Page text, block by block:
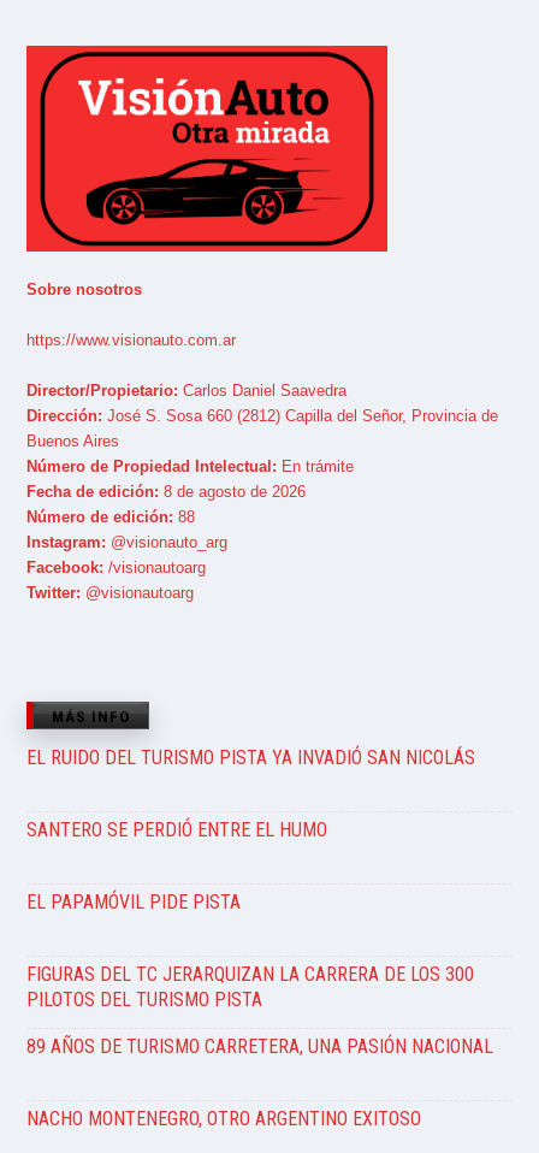
Sobre nosotros
https://www.visionauto.com.ar
Director/Propietario: Carlos Daniel Saavedra
Dirección: José S. Sosa 660 (2812) Capilla del Señor, Provincia de
Buenos Aires
Número de Propiedad Intelectual: En trámite
Fecha de edición: 8 de agosto de 2026
Número de edición: 88
Instagram: @visionauto_arg
Facebook: /visionautoarg
Twitter: @visionautoarg
MÁS INFO
EL RUIDO DEL TURISMO PISTA YA INVADIÓ SAN NICOLÁS
SANTERO SE PERDIÓ ENTRE EL HUMO
EL PAPAMÓVIL PIDE PISTA
FIGURAS DEL TC JERARQUIZAN LA CARRERA DE LOS 300
PILOTOS DEL TURISMO PISTA
89 AÑOS DE TURISMO CARRETERA, UNA PASIÓN NACIONAL
NACHO MONTENEGRO, OTRO ARGENTINO EXITOSO